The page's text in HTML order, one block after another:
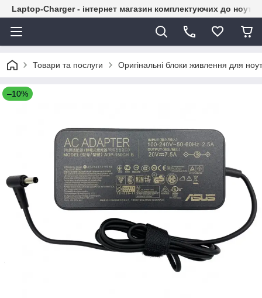
Laptop-Charger - інтернет магазин комплектуючих до
Товари та послуги Оригінальні блоки живлення для
–10%